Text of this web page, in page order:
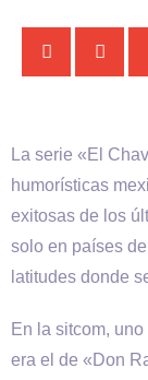
La serie «El
humorísticas
exitosas de los
solo en países
latitudes donde
En la sitcom,
era el de «Don